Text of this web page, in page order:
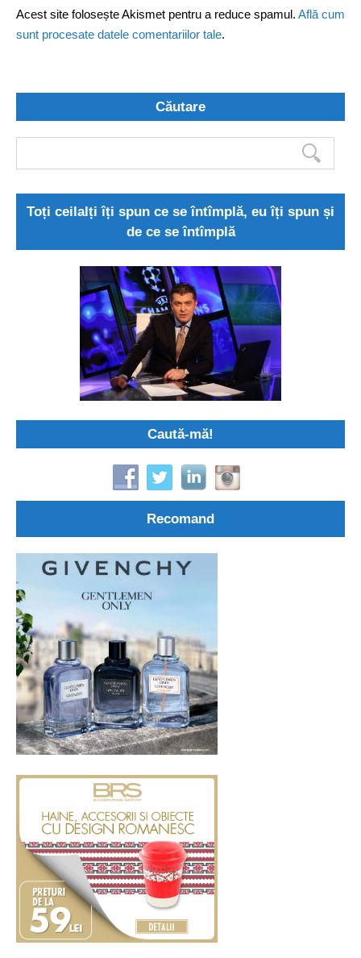
Acest site folosește Akismet pentru a reduce spamul. Află cum
sunt procesate datele comentariilor tale.
Căutare
Toți ceilalți îți spun ce se întîmplă, eu îți spun și
de ce se întîmplă
Caută-mă!
Recomand